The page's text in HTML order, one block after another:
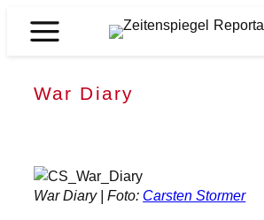
Inhalt
Zeitenspiegel
War Diary
War Diary | Foto: Carsten Stormer